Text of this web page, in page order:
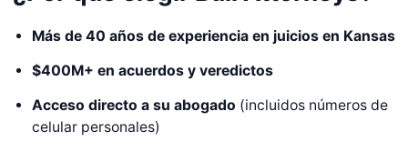
Más de 40 años de experiencia en juicios en Kansas
$400M+ en acuerdos y veredictos
Acceso directo a su abogado (incluidos números de
celular personales)